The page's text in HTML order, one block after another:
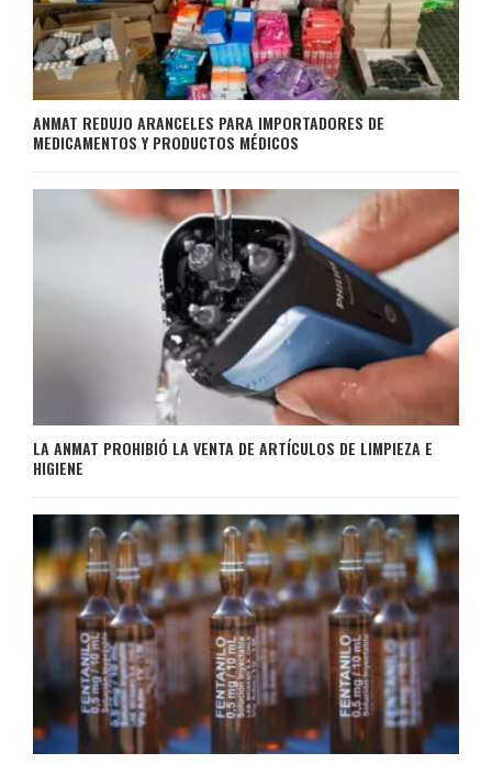
ANMAT REDUJO ARANCELES PARA IMPORTADORES DE
MEDICAMENTOS Y PRODUCTOS MÉDICOS
LA ANMAT PROHIBIÓ LA VENTA DE ARTÍCULOS DE LIMPIEZA E
HIGIENE